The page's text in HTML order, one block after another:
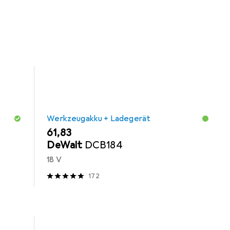
Werkzeugakku + Ladegerät
EUR
61,83
DeWalt DCB184
18 V
172